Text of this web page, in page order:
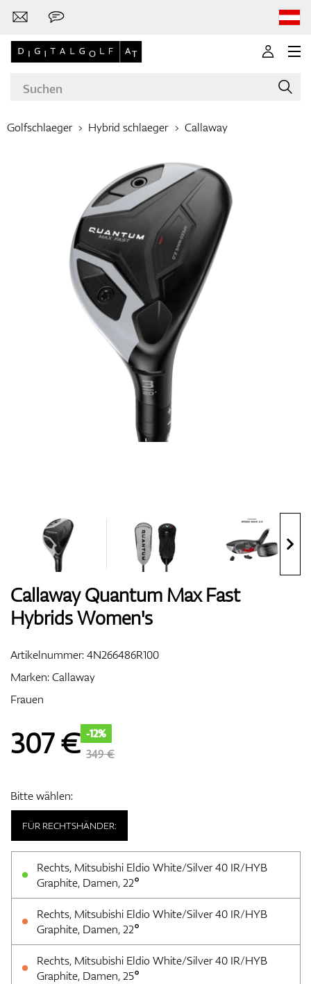
Golfschläger
Bekleidung
Handschuhe
Schuhe
Bags
Trolleys
Entfernungsmesser & GPS
Golfschlaeger Hybrid schlaeger Callaway
Callaway Quantum Max Fast
Hybrids Women's
Artikelnummer:4N266486R100
Marken:Callaway
Frauen
307€ -12%
349 €
Bitte wählen:
FÜR RECHTSHÄNDER:
Rechts, Mitsubishi Eldio White/Silver 40 IR/HYB
Graphite, Damen, 22°
Rechts, Mitsubishi Eldio White/Silver 40 IR/HYB
Graphite, Damen, 22°
Rechts, Mitsubishi Eldio White/Silver 40 IR/HYB
Graphite, Damen, 25°